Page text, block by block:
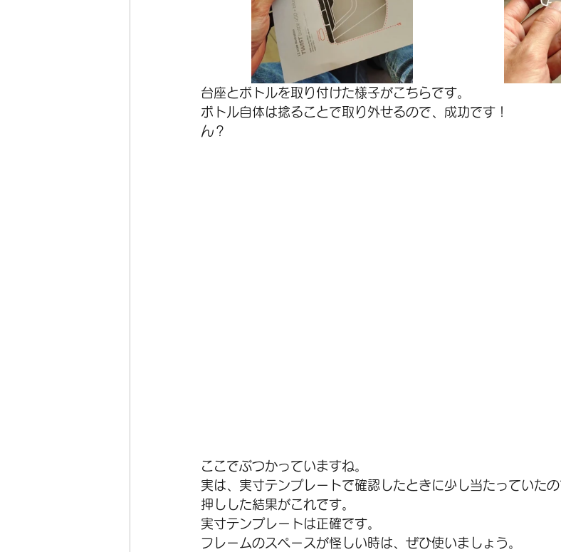
台座とボトルを取り付けた様子がこちらです。
ボトル自体は捻ることで取り外せるので、成功です！
ん？
ここでぶつかっていますね。
実は、実寸テンプレートで確認したときに少し当たっていた
押しした結果がこれです。
実寸テンプレートは正確です。
フレームのスペースが怪しい時は、ぜひ使いましょう。